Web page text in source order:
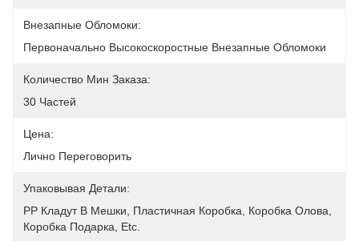
Внезапные Обломоки:
Первоначально Высокоскоростные Внезапные Обломоки
Количество Мин Заказа:
30 Частей
Цена:
Лично Переговорить
Упаковывая Детали:
PP Кладут В Мешки, Пластичная Коробка, Коробка Олова,
Коробка Подарка, Etc.